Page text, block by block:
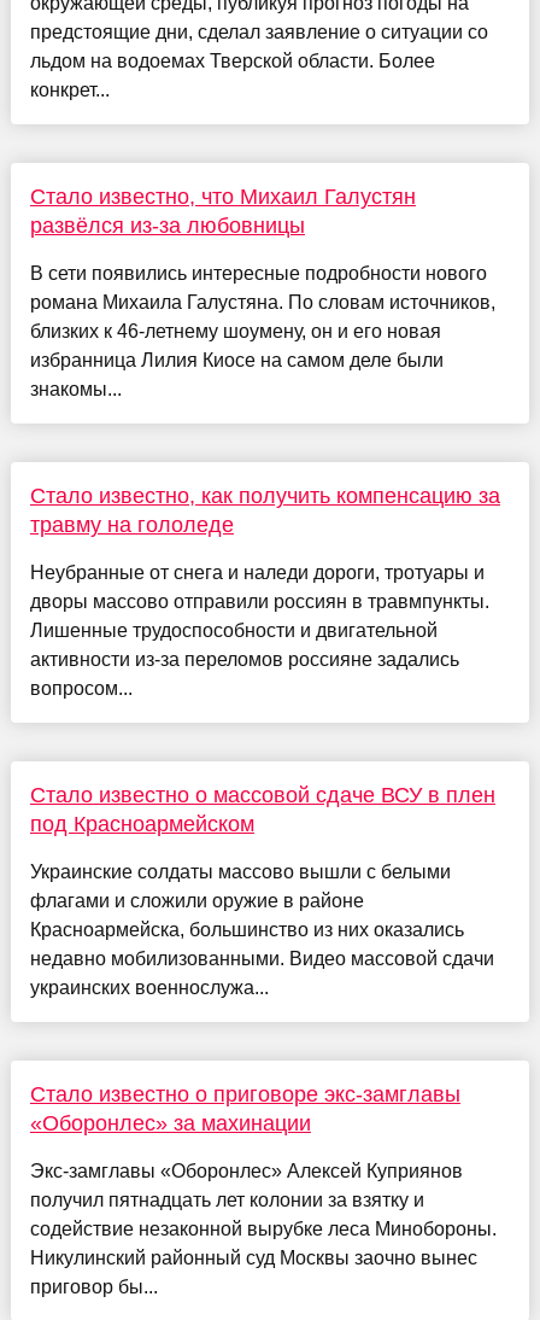
предстоящие дни, сделал заявление о ситуации со
льдом на водоемах Тверской области. Более
конкрет...
Стало известно, что Михаил Галустян
развёлся из-за любовницы
В сети появились интересные подробности нового
романа Михаила Галустяна. По словам источников,
близких к 46-летнему шоумену, он и его новая
избранница Лилия Киосе на самом деле были
знакомы...
Стало известно, как получить компенсацию за
травму на гололеде
Неубранные от снега и наледи дороги, тротуары и
дворы массово отправили россиян в травмпункты.
Лишенные трудоспособности и двигательной
активности из-за переломов россияне задались
вопросом...
Стало известно о массовой сдаче ВСУ в плен
под Красноармейском
Украинские солдаты массово вышли с белыми
флагами и сложили оружие в районе
Красноармейска, большинство из них оказались
недавно мобилизованными. Видео массовой сдачи
украинских военнослужа...
Стало известно о приговоре экс-замглавы
«Оборонлес» за махинации
Экс-замглавы «Оборонлес» Алексей Куприянов
получил пятнадцать лет колонии за взятку и
содействие незаконной вырубке леса Минобороны.
Никулинский районный суд Москвы заочно вынес
приговор бы...